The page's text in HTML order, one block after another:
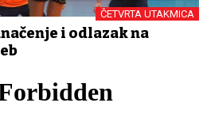
ČETVRTA UTAKMICA
i odlazak na